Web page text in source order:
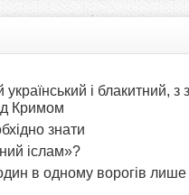
і блакитний, з
Кримом
знати
іслам»?
в одному ворогів лише